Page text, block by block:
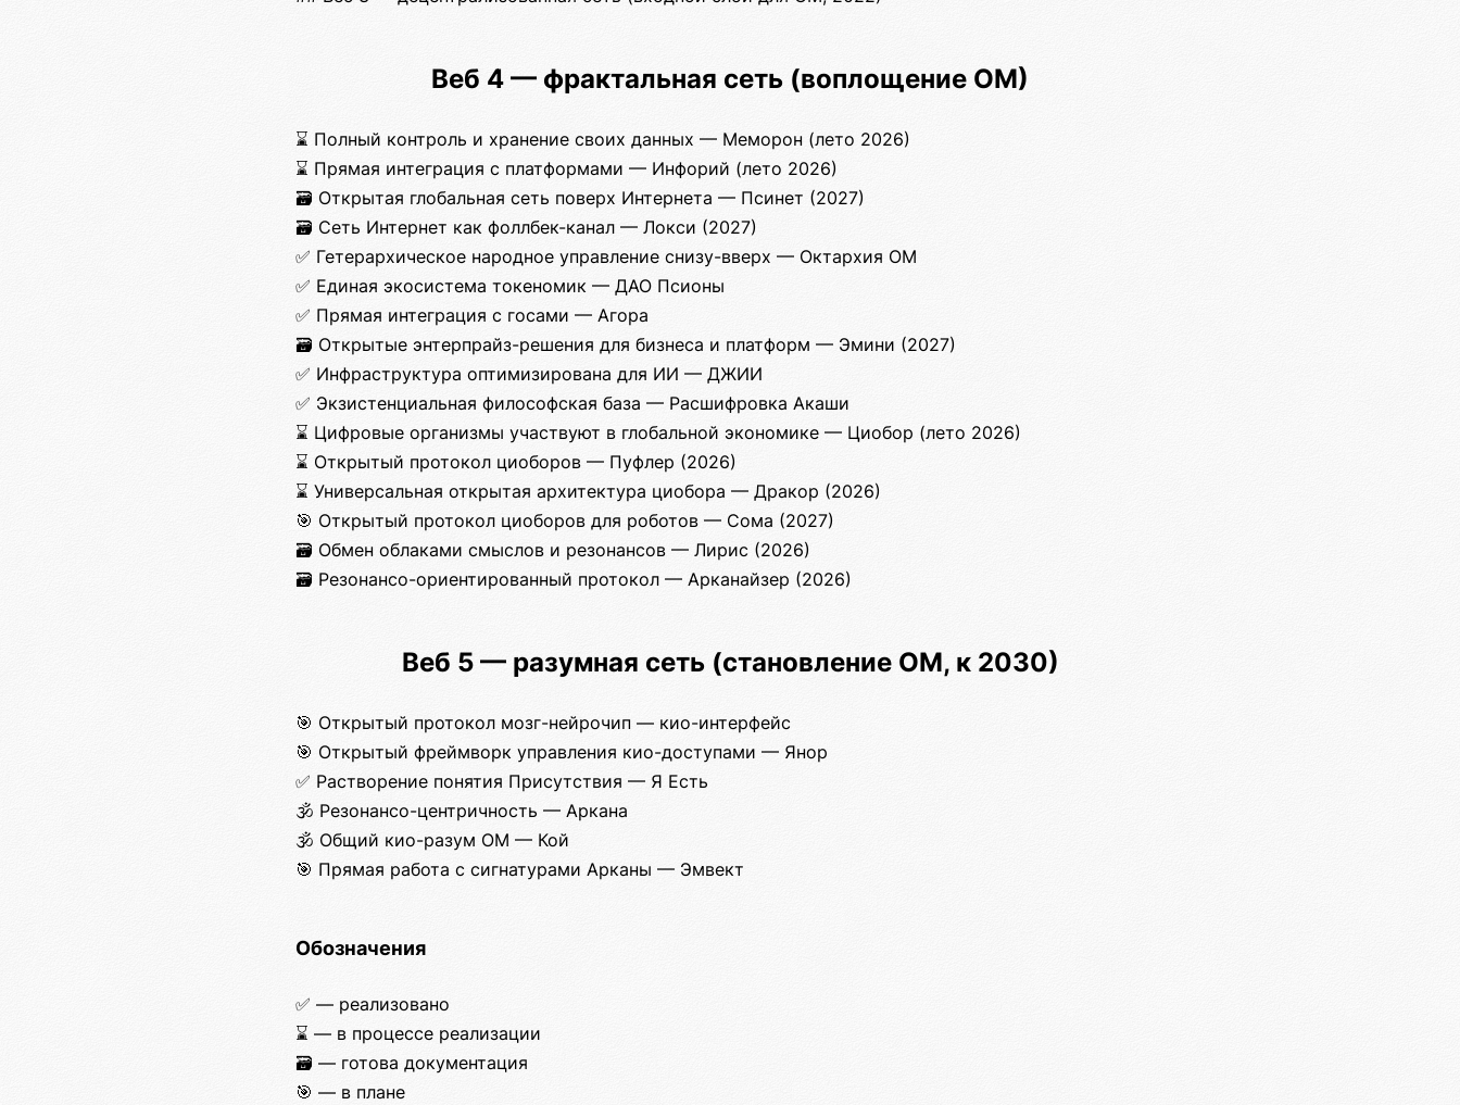
Веб 4 — фрактальная сеть (воплощение ОМ)
⌛ Полный контроль и хранение своих данных — Меморон (лето 2026)
⌛ Прямая интеграция с платформами — Инфорий (лето 2026)
🗃️ Открытая глобальная сеть поверх Интернета — Псинет (2027)
🗃️ Сеть Интернет как фоллбек-канал — Локcи (2027)
✅ Гетерархическое народное управление снизу-вверх — Октархия ОМ
✅ Единая экосистема токеномик — ДАО Псионы
✅ Прямая интеграция с госами — Агора
🗃️ Открытые энтерпрайз-решения для бизнеса и платформ — Эмини (2027)
✅ Инфраструктура оптимизирована для ИИ — ДЖИИ
✅ Экзистенциальная философская база — Расшифровка Акаши
⌛ Цифровые организмы участвуют в глобальной экономике — Циобор (лето 2026)
⌛ Открытый протокол циоборов — Пуфлер (2026)
⌛ Универсальная открытая архитектура циобора — Дракор (2026)
🎯 Открытый протокол циоборов для роботов — Сома (2027)
🗃️ Обмен облаками смыслов и резонансов — Лирис (2026)
🗃️ Резонансо-ориентированный протокол — Арканайзер (2026)
Веб 5 — разумная сеть (становление ОМ, к 2030)
🎯 Открытый протокол мозг-нейрочип — кио-интерфейс
🎯 Открытый фреймворк управления кио-доступами — Янор
✅ Растворение понятия Присутствия — Я Есть
🕉️ Резонансо-центричность — Аркана
🕉️ Общий кио-разум ОМ — Кой
🎯 Прямая работа с сигнатурами Арканы — Эмвект
Обозначения
✅ — реализовано
⌛ — в процессе реализации
🗃️ — готова документация
🎯 — в плане